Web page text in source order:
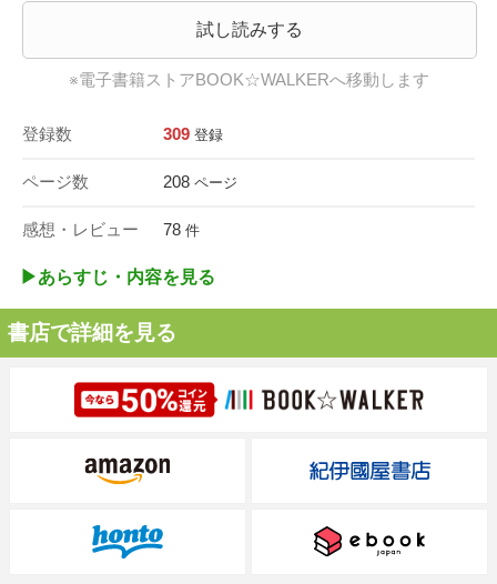
試し読みする
※電子書籍ストアBOOK☆WALKERへ移動します
登録数 309 登録
ページ数 208 ページ
感想・レビュー 78 件
▶︎あらすじ・内容を見る
書店で詳細を見る